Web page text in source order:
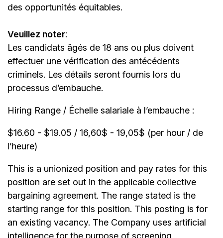
des opportunités équitables.
Veuillez noter:
Les candidats âgés de 18 ans ou plus doivent
effectuer une vérification des antécédents
criminels. Les détails seront fournis lors du
processus d’embauche.
Hiring Range / Échelle salariale à l’embauche :
$16.60 - $19.05 / 16,60$ - 19,05$ (per hour / de
l’heure)
This is a unionized position and pay rates for this
position are set out in the applicable collective
bargaining agreement. The range stated is the
starting range for this position. This posting is for
an existing vacancy. The Company uses artificial